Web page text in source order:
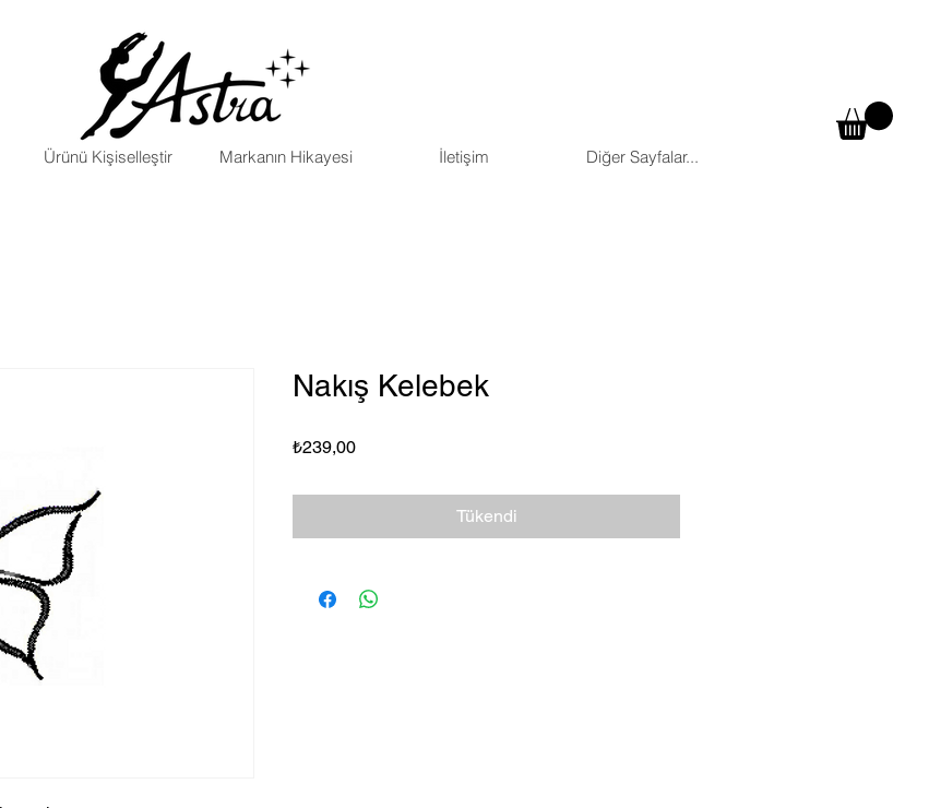
Ürünü Kişiselleştir Markanın Hikayesi İletişim Diğer Sayfalar...
Nakış Kelebek
₺239,00Fiyat
Tükendi